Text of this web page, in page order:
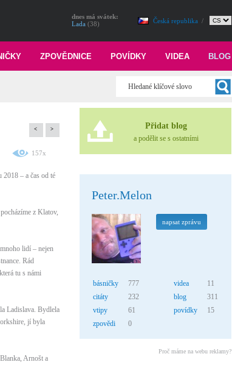
Česká republika /
dnes má svátek:
Lada (38)
BLOG
VIDEA
POVÍDKY
ZPOVĚDNICE
< >
157x
– a čas od té
z Klatov,
lidí – nejen
Rád
tu s námi
Ladislava. Bydlela
jí byla
Arnošt a
Přidat blog
a podělit se s ostatními
Peter.Melon
napsat zprávu
básničky
777
citáty
232
vtipy
61
zpovědi
0
videa
11
blog
311
povídky
15
Proč máme na webu reklamy?